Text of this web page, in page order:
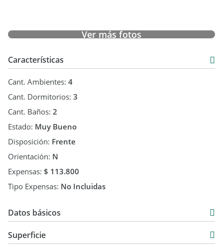
Ver más fotos
Características
Cant. Ambientes: 4
Cant. Dormitorios: 3
Cant. Baños: 2
Estado: Muy Bueno
Disposición: Frente
Orientación: N
Expensas: $ 113.800
Tipo Expensas: No Incluidas
Datos básicos
Venta
Superficie